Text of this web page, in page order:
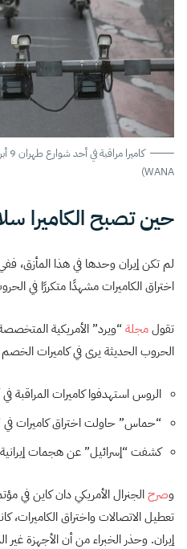
WANA)
حين تصبح الكاميرا
لم تكن إيران وحدها في هذا المأزق،
اختراق الكاميرات مشهدًا متكررًا في
تقولمجلة“ويرد” الأمريكية
الحروب الحديثة يرى في كاميرات
الروس استهدفوا كاميرات المراقبة في
“حماس” حاولت اختراق كاميرات في
كشفت “إسرائيل” عن هجمات إيرانية
وصرحالجنرال الأمريكي دان كاين في
تعطيل الاتصالات واختراق
إيران. وحذر الخبراء من أن الأجهزة غير